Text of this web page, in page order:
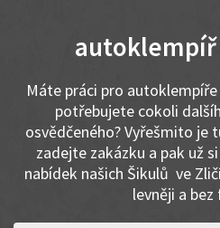
autoklempíř
Máte práci pro
potřebujete cokoli
osvědčeného? Vyřešmito je
zadejte zakázku a pak už
nabídek našich Šikulů ve
levněji a